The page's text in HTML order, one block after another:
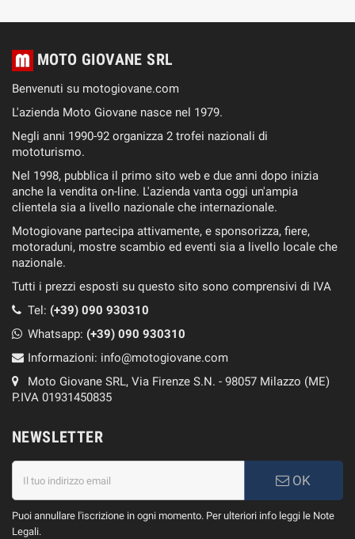
MOTO GIOVANE SRL
Benvenuti su motogiovane.com
L'azienda Moto Giovane nasce nel 1979.
Negli anni 1990-92 organizza 2 trofei nazionali di
mototurismo.
Nel 1998, pubblica il primo sito web e due anni dopo inizia
anche la vendita on-line. L'azienda vanta oggi un'ampia
clientela sia a livello nazionale che internazionale.
Motogiovane partecipa attivamente, e sponsorizza, fiere,
motoraduni, mostre scambio ed eventi sia a livello locale che
nazionale.
Tutti i prezzi esposti su questo sito sono comprensivi di IVA
Tel: (+39) 090 930310
Whatsapp: (+39) 090 930310
Informazioni: info@motogiovane.com
Moto Giovane SRL, Via Firenze S.N. - 98057 Milazzo (ME)
P.IVA 01931450835
NEWSLETTER
OK
Puoi annullare l'iscrizione in ogni momento. Per ulteriori info leggi le Note
Legali.